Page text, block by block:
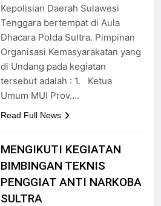
Kepolisian Daerah Sulawesi
Tenggara bertempat di Aula
Dhacara Polda Sultra. Pimpinan
Organisasi Kemasyarakatan yang
di Undang pada kegiatan
tersebut adalah : 1. Ketua
Umum MUI Prov….
Read Full News
MENGIKUTI KEGIATAN
BIMBINGAN TEKNIS
PENGGIAT ANTI NARKOBA
SULTRA